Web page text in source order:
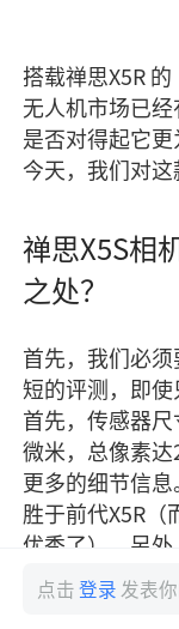
搭载禅思X5R
无人机市场已
是否对得起它更
今天，我们对这
禅思X5S相
之处？
首先，我们必
短的评测，即使
首先，传感器
微米，总像素
更多的细节信
胜于前代X5R（
优秀了）。另
话说，你需要
非常、非常致
点击登录 发表